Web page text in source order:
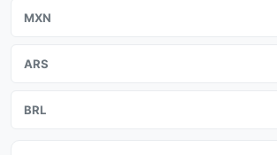
MXN
ARS
BRL